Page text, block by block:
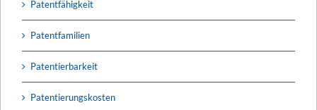
Patentfähigkeit
Patentfamilien
Patentierbarkeit
Patentierungskosten